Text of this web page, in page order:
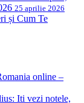
25 aprilie 2026
și Cum Te
online –
Iti vezi notele,